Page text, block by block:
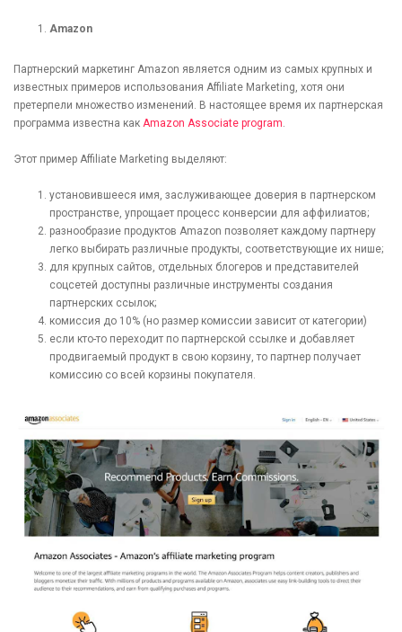
Amazon
Партнерский маркетинг Amazon является одним из самых крупных и
известных примеров использования Affiliate Marketing, хотя они
претерпели множество изменений. В настоящее время их партнерская
программа известна как Amazon Associate program
Этот пример Affiliate Marketing выделяют:
установившееся имя, заслуживающее доверия в партнерском
пространстве, упрощает процесс конверсии для аффилиатов;
разнообразие продуктов Amazon позволяет каждому партнеру
легко выбирать различные продукты, соответствующие их нише;
для крупных сайтов, отдельных блогеров и представителей
соцсетей доступны различные инструменты создания
партнерских ссылок;
комиссия до 10% (но размер комиссии зависит от категории)
если кто-то переходит по партнерской ссылке и добавляет
продвигаемый продукт в свою корзину, то партнер получает
комиссию со всей корзины покупателя.